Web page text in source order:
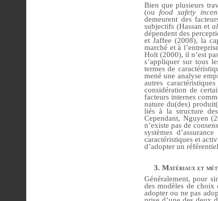
Bien que plusieurs
(ou food safety
demeurent des
subjectifs (Hassan et
dépendent des
et Jaffee (2008), la
marché et à
Holt (2000), il n’est
s’appliquer sur tous
termes de
mené une analyse
autres
considération de
facteurs internes
nature du(des)
liés à la structure
Cependant, Nguyen
n’existe pas de
systèmes
caractéristiques et
d’adopter un
3. Matériaux et
Généralement, pour
des modèles de
adopter ou ne pas